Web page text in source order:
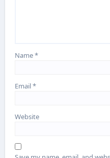
Name*
Email*
Website